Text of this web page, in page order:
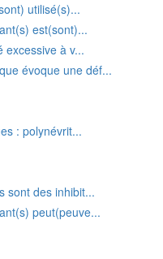
utilisé(s)...
est(sont)...
excessive à v...
évoque une déf...
: polynévrit...
sont des inhibit...
peut(peuve...